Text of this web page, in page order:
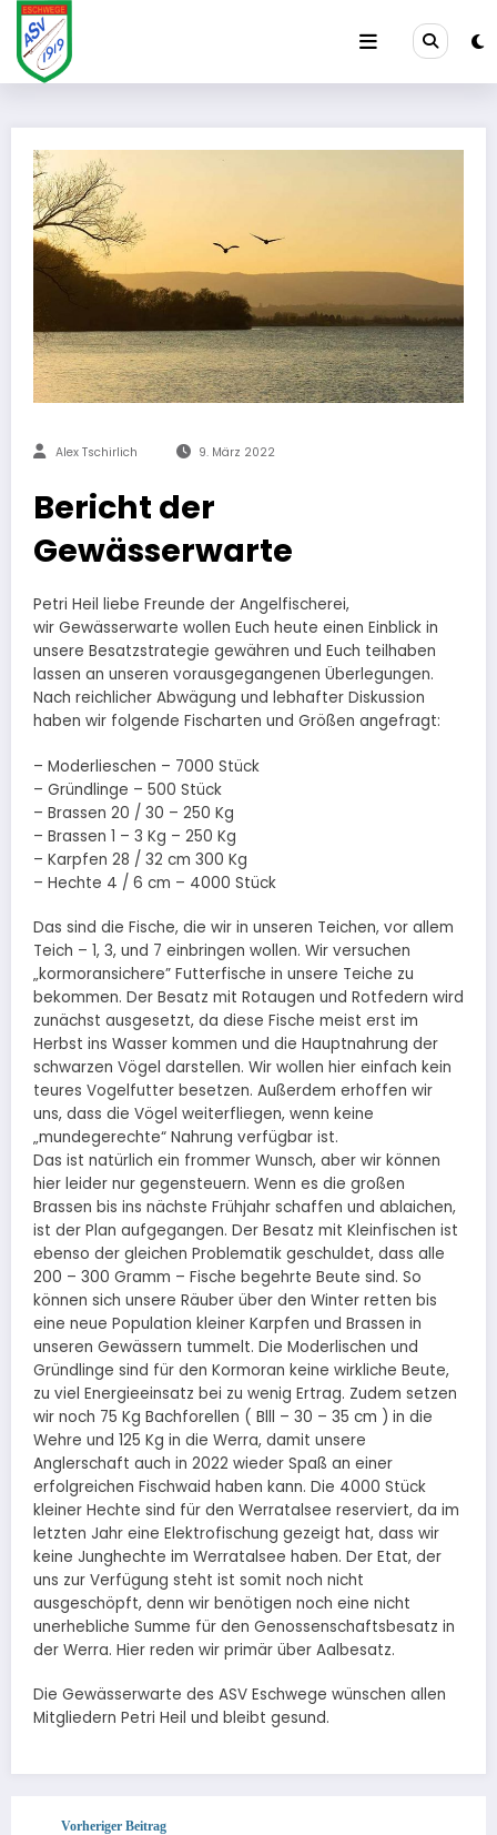
Zum
Inhalt
springen
Alex Tschirlich 9. März 2022
Bericht der
Gewässerwarte
Petri Heil liebe Freunde der Angelfischerei,
wir Gewässerwarte wollen Euch heute einen Einblick in
unsere Besatzstrategie gewähren und Euch teilhaben
lassen an unseren vorausgegangenen Überlegungen.
Nach reichlicher Abwägung und lebhafter Diskussion
haben wir folgende Fischarten und Größen angefragt:
– Moderlieschen – 7000 Stück
– Gründlinge – 500 Stück
– Brassen 20 / 30 – 250 Kg
– Brassen 1 – 3 Kg – 250 Kg
– Karpfen 28 / 32 cm 300 Kg
– Hechte 4 / 6 cm – 4000 Stück
Das sind die Fische, die wir in unseren Teichen, vor allem
Teich – 1, 3, und 7 einbringen wollen. Wir versuchen
„kormoransichere” Futterfische in unsere Teiche zu
bekommen. Der Besatz mit Rotaugen und Rotfedern wird
zunächst ausgesetzt, da diese Fische meist erst im
Herbst ins Wasser kommen und die Hauptnahrung der
schwarzen Vögel darstellen. Wir wollen hier einfach kein
teures Vogelfutter besetzen. Außerdem erhoffen wir
uns, dass die Vögel weiterfliegen, wenn keine
„mundegerechte“ Nahrung verfügbar ist.
Das ist natürlich ein frommer Wunsch, aber wir können
hier leider nur gegensteuern. Wenn es die großen
Brassen bis ins nächste Frühjahr schaffen und ablaichen,
ist der Plan aufgegangen. Der Besatz mit Kleinfischen ist
ebenso der gleichen Problematik geschuldet, dass alle
200 – 300 Gramm – Fische begehrte Beute sind. So
können sich unsere Räuber über den Winter retten bis
eine neue Population kleiner Karpfen und Brassen in
unseren Gewässern tummelt. Die Moderlischen und
Gründlinge sind für den Kormoran keine wirkliche Beute,
zu viel Energieeinsatz bei zu wenig Ertrag. Zudem setzen
wir noch 75 Kg Bachforellen ( Blll – 30 – 35 cm ) in die
Wehre und 125 Kg in die Werra, damit unsere
Anglerschaft auch in 2022 wieder Spaß an einer
erfolgreichen Fischwaid haben kann. Die 4000 Stück
kleiner Hechte sind für den Werratalsee reserviert, da im
letzten Jahr eine Elektrofischung gezeigt hat, dass wir
keine Junghechte im Werratalsee haben. Der Etat, der
uns zur Verfügung steht ist somit noch nicht
ausgeschöpft, denn wir benötigen noch eine nicht
unerhebliche Summe für den Genossenschaftsbesatz in
der Werra. Hier reden wir primär über Aalbesatz.
Die Gewässerwarte des ASV Eschwege wünschen allen
Mitgliedern Petri Heil und bleibt gesund.
Vorheriger Beitrag